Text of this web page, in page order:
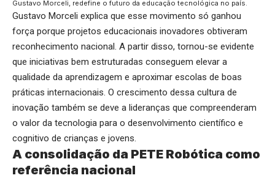
Gustavo Morceli, redefine o futuro da educação tecnológica no país.
Gustavo Morceli explica que esse movimento só ganhou
força porque projetos educacionais inovadores obtiveram
reconhecimento nacional. A partir disso, tornou-se evidente
que iniciativas bem estruturadas conseguem elevar a
qualidade da aprendizagem e aproximar escolas de boas
práticas internacionais. O crescimento dessa cultura de
inovação também se deve a lideranças que compreenderam
o valor da tecnologia para o desenvolvimento científico e
cognitivo de crianças e jovens.
A consolidação da PETE Robótica como
referência nacional